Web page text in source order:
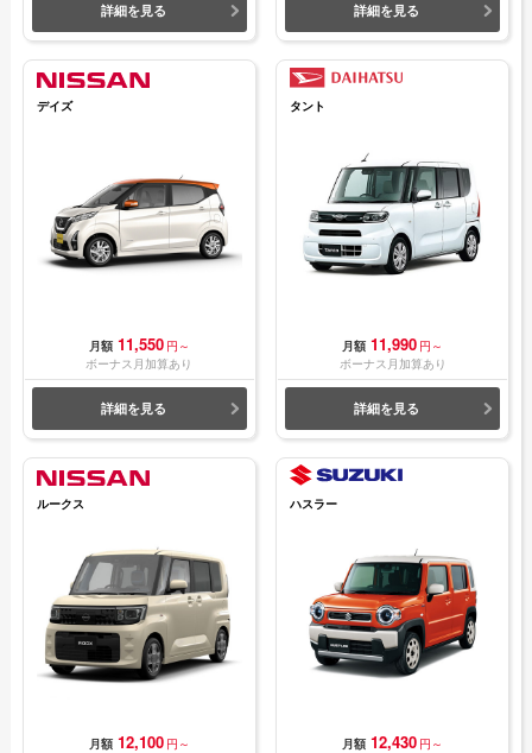
詳細を見る 詳細を見る
デイズ
月額 11,550 円～
ボーナス月加算あり
詳細を見る
タント
月額 11,990 円～
ボーナス月加算あり
詳細を見る
ルークス
月額 12,100 円～
ハスラー
月額 12,430 円～